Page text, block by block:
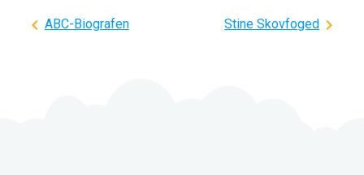
Indlægsnavigation
ABC-Biografen Stine Skovfoged